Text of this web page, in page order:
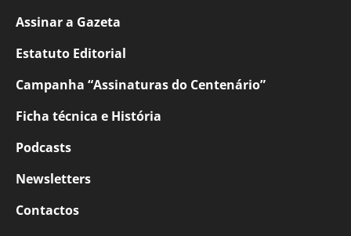
Assinar a Gazeta
Estatuto Editorial
Campanha “Assinaturas do Centenário”
Ficha técnica e História
Podcasts
Newsletters
Contactos